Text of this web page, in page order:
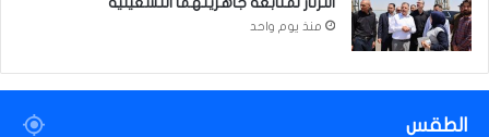
ق
ة
منذ يوم واحد
الطقس